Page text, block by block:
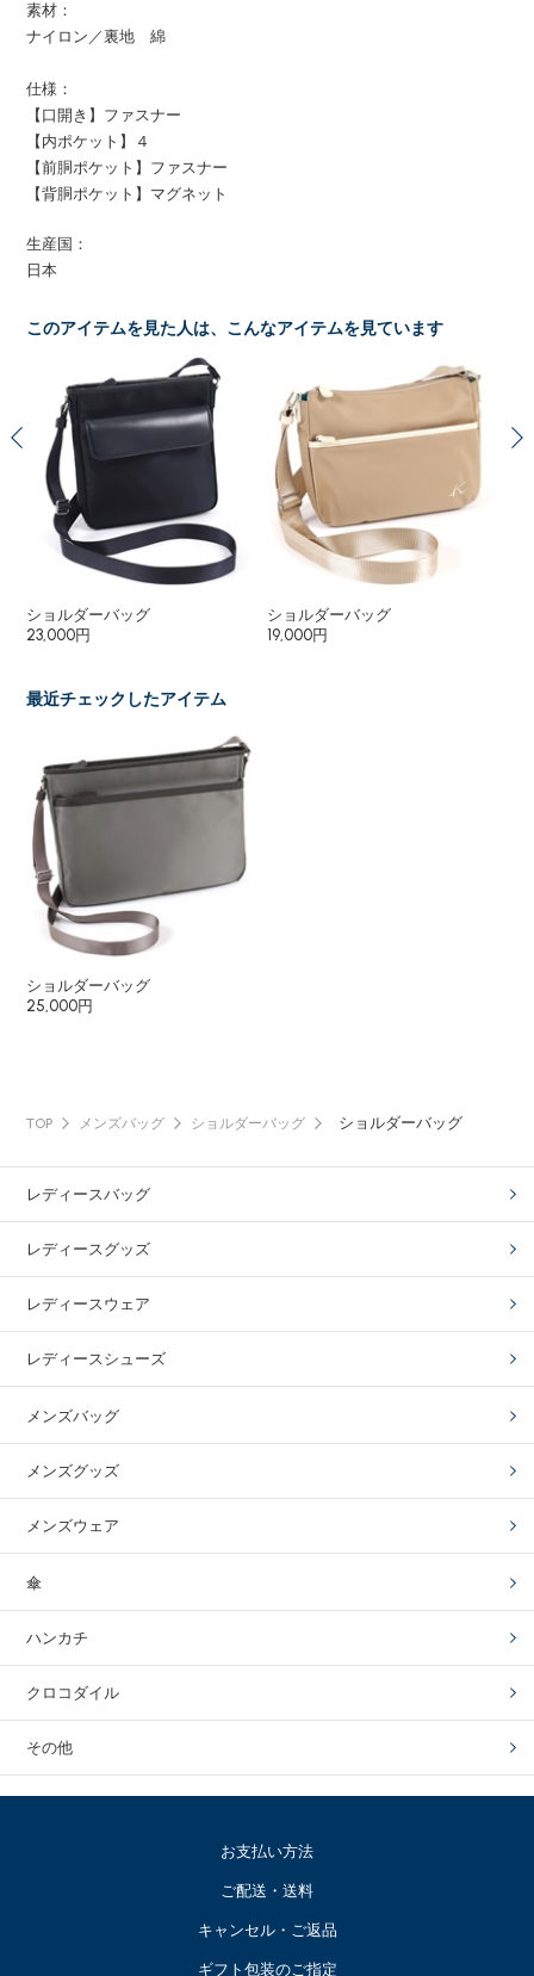
素材：
ナイロン／裏地 綿
仕様：
【口開き】ファスナー
【内ポケット】４
【前胴ポケット】ファスナー
【背胴ポケット】マグネット
生産国：
日本
このアイテムを見た人は、こんなアイテムを見ています
ショルダーバッグ
23,000円
ショルダーバッグ
19,000円
最近チェックしたアイテム
ショルダーバッグ
25,000円
TOP メンズバッグ ショルダーバッグ ショルダーバッグ
レディースバッグ
レディースグッズ
レディースウェア
レディースシューズ
メンズバッグ
メンズグッズ
メンズウェア
傘
ハンカチ
クロコダイル
その他
お支払い方法
ご配送・送料
キャンセル・ご返品
ギフト包装のご指定